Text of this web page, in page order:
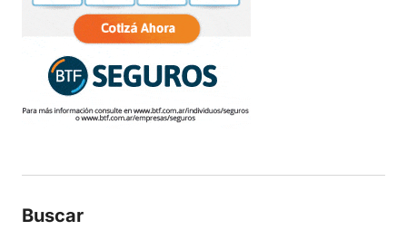
Buscar